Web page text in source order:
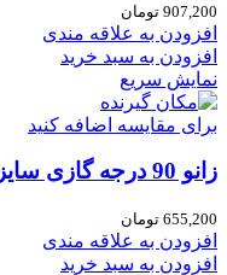
907,200 تومان
افزودن به علاقه مندی
افزودن به سبد خرید
نمایش سریع
برای مقایسه اضافه کنید
زانو 90 درجه گازی سایز 7
655,200 تومان
افزودن به علاقه مندی
افزودن به سبد خرید